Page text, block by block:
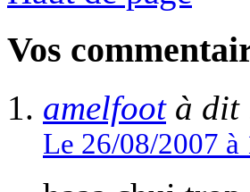
Vos
amelfootà dit
Le 26/08/2007 à